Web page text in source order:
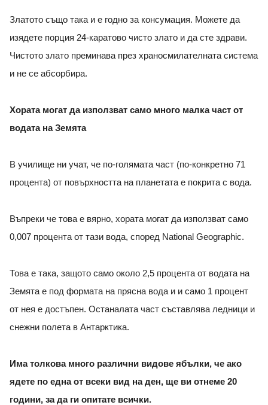
Златото също така и е годно за консумация. Можете да
изядете порция 24-каратово чисто злато и да сте здрави.
Чистото злато преминава през храносмилателната система
и не се абсорбира.
Хората могат да използват само много малка част от
водата на Земята
В училище ни учат, че по-голямата част (по-конкретно 71
процента) от повърхността на планетата е покрита с вода.
Въпреки че това е вярно, хората могат да използват само
0,007 процента от тази вода, според National Geographic.
Това е така, защото само около 2,5 процента от водата на
Земята е под формата на прясна вода и и само 1 процент
от нея е достъпен. Останалата част съставлява ледници и
снежни полета в Антарктика.
Има толкова много различни видове ябълки, че ако
ядете по една от всеки вид на ден, ще ви отнеме 20
години, за да ги опитате всички.